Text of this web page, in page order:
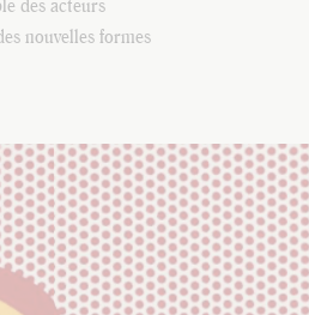
des acteurs
nouvelles formes